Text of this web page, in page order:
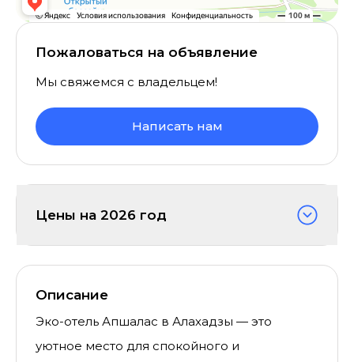
Пожаловаться на объявление
Мы свяжемся с владельцем!
Написать нам
Цены на 2026 год
Описание
Эко-отель Апшалас в Алахадзы — это
уютное место для спокойного и